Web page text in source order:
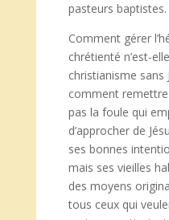
pasteurs baptistes.
Comment gérer
chrétienté n’est-
christianisme sans
comment remettre
pas la foule qui
d’approcher de
ses bonnes
mais ses vieilles
des moyens
tous ceux qui